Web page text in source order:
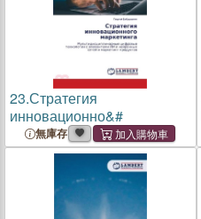
23.Стратегия
инновационно&#
無庫存